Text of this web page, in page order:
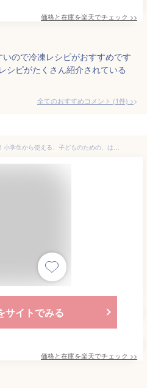
価格と在庫を楽天でチェック >>
ので冷凍レシピがおすすめです
シピがたくさん紹介されている
全てのおすすめコメント (1件) >
料理はすごい！ シェフが先生！小学生から使える、子どものための、はじめての料理本 [ 柴田書店 ]
サイトでみる
価格と在庫を楽天でチェック >>